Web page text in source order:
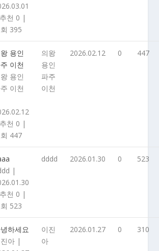
추천 0 |
395
용인
이천
용인
이천
추천 0 |
447
의왕
용인
파주
이천
2026.02.12 0 447
|
추천 0 |
523
dddd 2026.01.30 0 523
하세요
아 |
이진
아
2026.01.27 0 310